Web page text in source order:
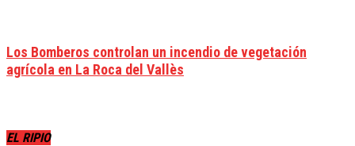
Los Bomberos controlan un incendio de vegetación
agrícola en La Roca del Vallès
EL RIPIO